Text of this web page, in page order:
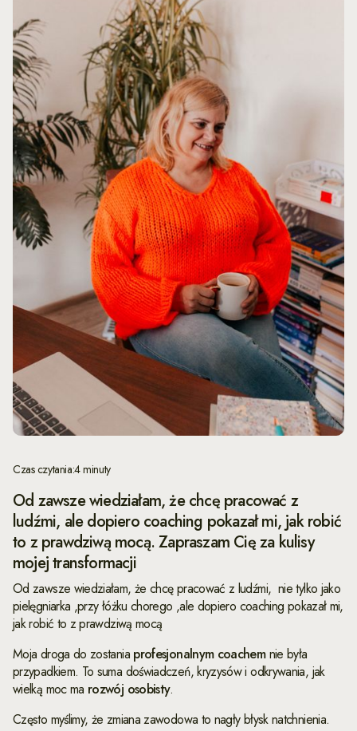
Czas czytania:4 minuty
Od zawsze wiedziałam, że chcę pracować z
ludźmi, ale dopiero coaching pokazał mi, jak robić
to z prawdziwą mocą. Zapraszam Cię za kulisy
mojej transformacji
Od zawsze wiedziałam, że chcę pracować z ludźmi, nie tylko jako
pielęgniarka ,przy łóżku chorego ,ale dopiero coaching pokazał mi,
jak robić to z prawdziwą mocą
Moja droga do zostania profesjonalnym coachemnie była
przypadkiem. To suma doświadczeń, kryzysów i odkrywania, jak
wielką moc ma rozwój osobisty.
Często myślimy, że zmiana zawodowa to nagły błysk natchnienia.